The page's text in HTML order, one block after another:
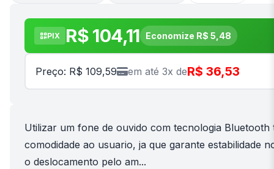
PIX R$ 104,11 Economize R$ 5,48
Preço: R$ 109,59 em até 3x deR$ 36,53
Utilizar um fone de ouvido com tecnologia
comodidade ao usuario, ja que garante estabilidade
o deslocamento pelo am...